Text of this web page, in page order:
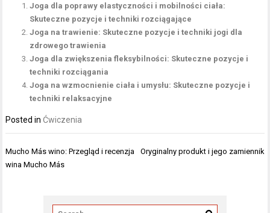
Joga dla poprawy elastyczności i mobilności ciała:
Skuteczne pozycje i techniki rozciągające
Joga na trawienie: Skuteczne pozycje i techniki jogi dla
zdrowego trawienia
Joga dla zwiększenia fleksybilności: Skuteczne pozycje i
techniki rozciągania
Joga na wzmocnienie ciała i umysłu: Skuteczne pozycje i
techniki relaksacyjne
Posted in Ćwiczenia
Nawigacja
wpisu
Mucho Más wino: Przegląd i recenzja
wina Mucho Más
Oryginalny produkt i jego zamiennik